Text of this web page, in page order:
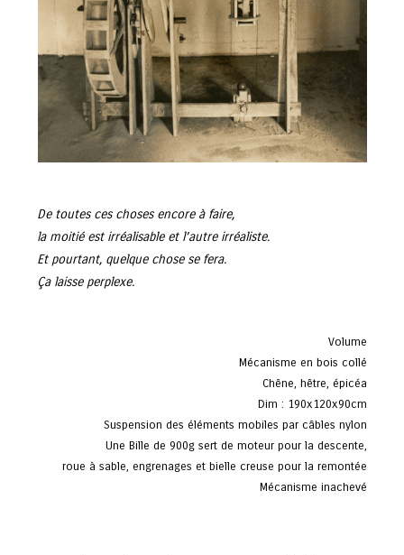
De toutes ces choses encore à faire,
la moitié est irréalisable et l’autre irréaliste.
Et pourtant, quelque chose se fera.
Ça laisse perplexe.
Volume
Mécanisme en bois collé
Chêne, hêtre, épicéa
Dim : 190x120x90cm
Suspension des éléments mobiles par câbles nylon
Une Bille de 900g sert de moteur pour la descente,
roue à sable, engrenages et bielle creuse pour la remontée
Mécanisme inachevé